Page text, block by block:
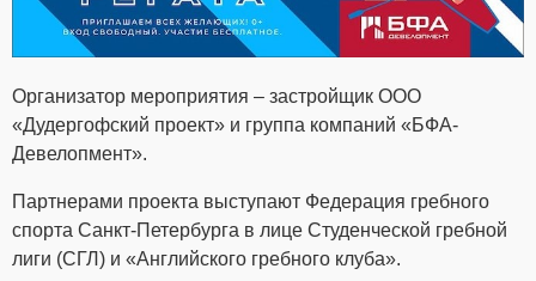
Организатор мероприятия – застройщик ООО
«Дудергофский проект» и группа компаний «БФА-
Девелопмент».
Партнерами проекта выступают Федерация гребного
спорта Санкт-Петербурга в лице Студенческой гребной
лиги (СГЛ) и «Английского гребного клуба».